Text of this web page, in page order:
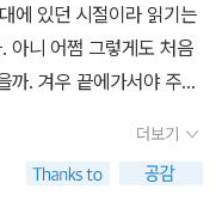
에 있던 시절이라 읽기는
아니 어쩜 그렇게도 처음
까. 겨우 끝에가서야 주인
알 수 없는, 설마 지금
더보기